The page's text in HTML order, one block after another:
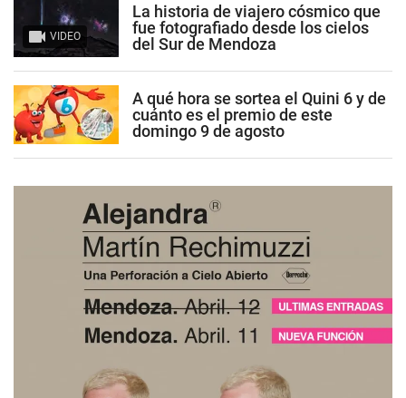
VIDEO
La historia de viajero cósmico que
fue fotografiado desde los cielos
del Sur de Mendoza
A qué hora se sortea el Quini 6 y de
cuánto es el premio de este
domingo 9 de agosto